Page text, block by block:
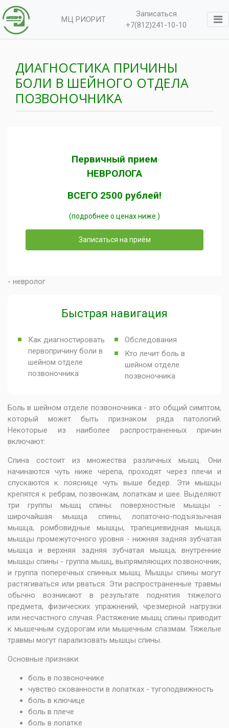
МЦ РИОРИТ
Записаться
+7(812)241-10-10
ДИАГНОСТИКА ПРИЧИНЫ
БОЛИ В ШЕЙНОГО ОТДЕЛА
ПОЗВОНОЧНИКА
Первичный прием
НЕВРОЛОГА
ВСЕГО 2500 рублей!
(подробнее о ценах ниже )
Записаться на приём
- невролог
Быстрая навигация
Как диагностировать
первопричину боли в
шейном отделе
позвоночника
Обследования
Кто лечит боль в
шейном отделе
позвоночника
Боль в шейном отделе позвоночника - это общий симптом,
который может быть признаком ряда патологий.
Некоторые из наиболее распространенных причин
включают:
Спина состоит из множества различных мышц. Они
начинаются чуть ниже черепа, проходят через плечи и
спускаются к пояснице чуть выше бедер. Эти мышцы
крепятся к ребрам, позвонкам, лопаткам и шее. Выделяют
три группы мышц спины: поверхностные мышцы -
широчайшая мышца спины, лопаточно-подъязычная
мышца, ромбовидные мышцы, трапециевидная мышца;
мышцы промежуточного уровня - нижняя задняя зубчатая
мышца и верхняя задняя зубчатая мышца; внутренние
мышцы спины - группа мышц, выпрямляющих позвоночник,
и группа поперечных спинных мышц. Мышцы спины могут
растягиваться или рваться. Эти распространенные травмы
обычно возникают в результате поднятия тяжелого
предмета, физических упражнений, чрезмерной нагрузки
или несчастного случая. Растяжение мышц спины приводит
к мышечным судорогам или мышечным спазмам. Тяжелые
травмы могут парализовать мышцы спины.
Основные признаки:
боль в позвоночнике
чувство скованности в лопатках - тугоподвижность
боль в ключице
боль в плече
боль в лопатке